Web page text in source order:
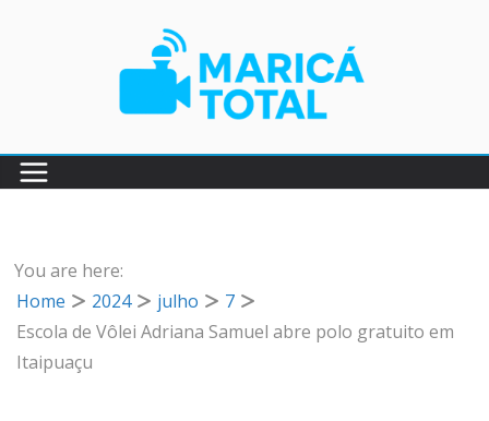
You are here:
Home
2024 julho
7
Escola de Vôlei Adriana Samuel abre polo gratuito em
Itaipuaçu